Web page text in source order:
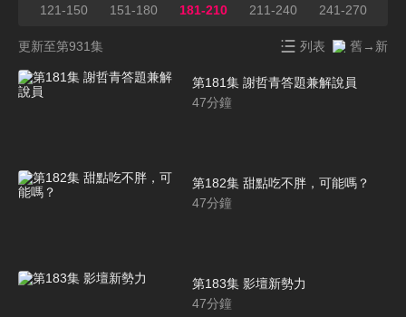
121-150 151-180 181-210 211-240 241-270
更新至第931集 列表 舊→新
第181集 謝哲青答題兼解說員
47分鐘
第182集 甜點吃不胖，可能嗎？
47分鐘
第183集 影壇新勢力
47分鐘